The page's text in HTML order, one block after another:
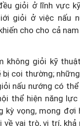
giỏi ở lĩnh vực
giỏi ở việc nấu
cho cho cả
không giỏi kỹ
bị coi thường;
nấu nướng có
thể hiện năng lực
kỳ vọng, mong đợi
về vai trò, vị trí, khả